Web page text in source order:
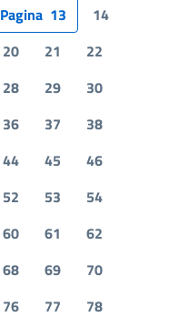
Pagina 13
14
20 21
22
28 29
30
36 37
38
44 45
46
52 53
54
60 61
62
68 69
70
76 77
78